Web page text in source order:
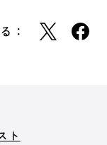
：
ト